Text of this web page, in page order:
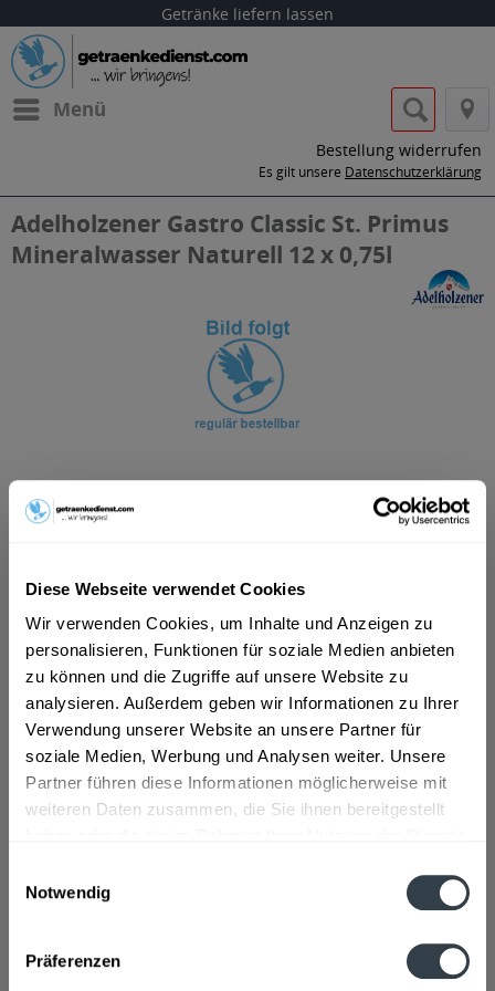
Diese Webseite verwendet Cookies
Wir verwenden Cookies, um Inhalte und Anzeigen zu
personalisieren, Funktionen für soziale Medien anbieten
zu können und die Zugriffe auf unsere Website zu
analysieren. Außerdem geben wir Informationen zu Ihrer
Verwendung unserer Website an unsere Partner für
soziale Medien, Werbung und Analysen weiter. Unsere
Partner führen diese Informationen möglicherweise mit
weiteren Daten zusammen, die Sie ihnen bereitgestellt
Notwendig
Präferenzen
Getränke liefern lassen
Menü
Bestellung widerrufen
Es gilt unsere Datenschutzerklärung
Adelholzener Gastro Classic St. Primus
Mineralwasser Naturell 12 x 0,75l
ab 13,79 € *
inkl. MwSt.ggf. zzgl. Erschwerniszuschlag
Vorrätig
MEHRWEG
+3,30 € Pfand
In denWarenkorb
Beschreibung